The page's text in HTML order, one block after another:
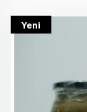
Yeni